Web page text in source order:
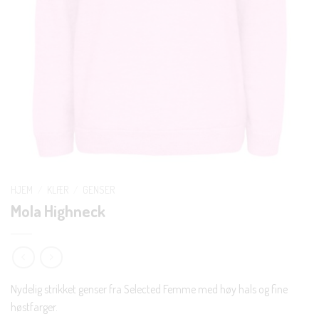
Mola Highneck
Nydelig strikket genser fra Selected Femme med høy hals og fine
høstfarger.